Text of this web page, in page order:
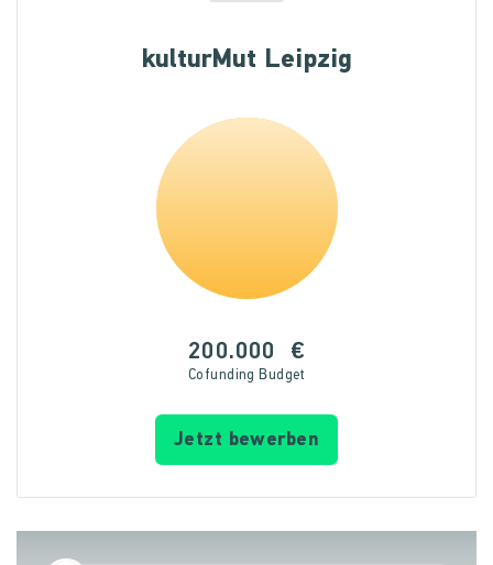
kulturMut Leipzig
200.000 €
Cofunding Budget
Jetzt bewerben